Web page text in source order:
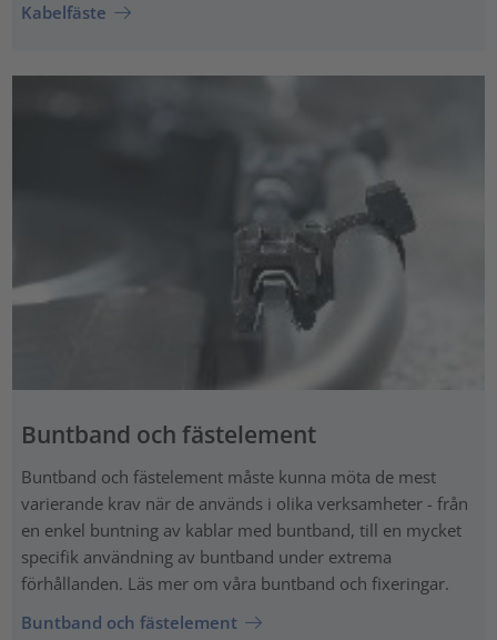
Kabelfäste
Buntband och fästelement
Buntband och fästelement måste kunna möta de mest
varierande krav när de används i olika verksamheter - från
en enkel buntning av kablar med buntband, till en mycket
specifik användning av buntband under extrema
förhållanden. Läs mer om våra buntband och fixeringar.
Buntband och fästelement